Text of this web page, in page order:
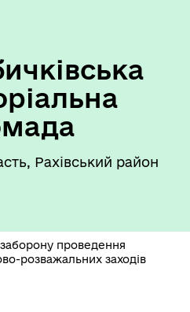
Рахівський район
проведення
розважальних заходів